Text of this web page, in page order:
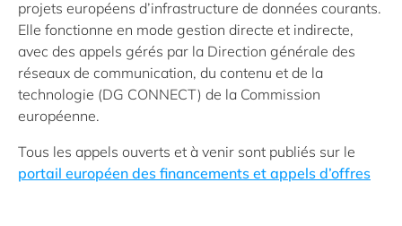
projets européens d’infrastructure de données courants.
Elle fonctionne en mode gestion directe et indirecte,
avec des appels gérés par la Direction générale des
réseaux de communication, du contenu et de la
technologie (DG CONNECT) de la Commission
européenne.
Tous les appels ouverts et à venir sont publiés sur le
portail européen des financements et appels d’offres